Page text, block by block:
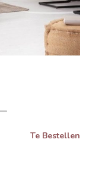
Te Bestellen